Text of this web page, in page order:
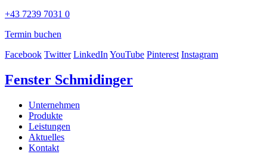
+43 7239 7031 0
Termin buchen
Facebook Twitter LinkedInYouTube Pinterest Instagram
Fenster Schmidinger
Unternehmen
Produkte
Leistungen
Aktuelles
Kontakt